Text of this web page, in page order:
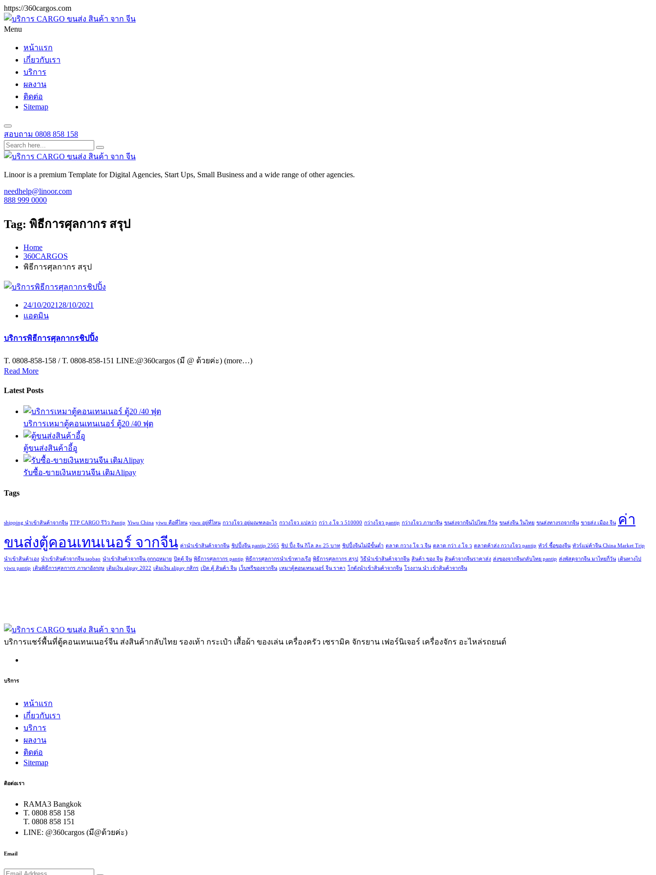
https://360cargos.com
Menu
หน้าแรก
เกี่ยวกับเรา
บริการ
ผลงาน
ติดต่อ
Sitemap
สอบถาม 0808 858 158
Linoor is a premium Template for Digital Agencies, Start Ups, Small Business and a wide range of other agencies.
needhelp@linoor.com
888 999 0000
Tag: พิธีการศุลกากร สรุป
Home
360CARGOS
พิธีการศุลกากร สรุป
24/10/2021 28/10/2021
แอดมิน
บริการพิธีการศุลกากรชิปปิ้ง
T. 0808-858-158 / T. 0808-858-151 LINE:@360cargos (มี @ ด้วยค่ะ) (more…)
Read More
Latest Posts
บริการเหมาตู้คอนเทนเนอร์ ตู้20 /40 ฟุต
ตู้ขนส่งสินค้าอี้อู
รับซื้อ-ขายเงินหยวนจีน เติมAlipay
Tags
shipping นำเข้าสินค้าจากจีน TTP CARGO รีวิว Pantip Yiwu China yiwu คือที่ไหน yiwu อยู่ที่ไหน กวางโจว อยู่มณฑลอะไร กวางโจว แปลว่า กว่า ง โจ ว 510000 กว่างโจว pantip กว่างโจว ภาษาจีน ขนส่งจากจีนไปไทย กี่วัน ขนส่งจีน ในไทย ขนส่งทางรถจากจีน ขายส่ง เมือง จีน ค่า
ขนส่งตู้คอนเทนเนอร์ จากจีน ค่านําเข้าสินค้าจากจีน ชิปปิ้งจีน pantip 2565 ชิป ปิ้ง จีน กิโล ละ 25 บาท ชิปปิ้งจีนไม่มีขั้นต่ำ ตลาด กวาง โจ ว จีน ตลาด กว่า ง โจ ว ตลาดค้าส่ง กวางโจว pantip ทัวร์ ซื้อของจีน ทัวร์แม่ค้าจีน China Market Trip
นำเข้าสินค้าเอง นําเข้าสินค้าจากจีน taobao นําเข้าสินค้าจากจีน ถูกกฎหมาย ปิดตู้ จีน พิธีการศุลกากร pantip พิธีการศุลกากรนำเข้าทางเรือ พิธีการศุลกากร สรุป วิธีนําเข้าสินค้าจากจีน สินค้า ของ จีน สินค้าจากจีนราคาส่ง ส่งของจากจีนกลับไทย pantip ส่งพัสดุจากจีน มาไทยกี่วัน เดินทางไป
yiwu pantip เดินพิธีการศุลกากร ภาษาอังกฤษ เติมเงิน alipay 2022 เติมเงิน alipay กสิกร เปิด ตู้ สินค้า จีน เว็บพรีของจากจีน เหมาตู้คอนเทนเนอร์ จีน ราคา โกดังนําเข้าสินค้าจากจีน โรงงาน นํา เข้าสินค้าจากจีน
บริการแชร์พื้นที่ตู้คอนเทนเนอร์จีน ส่งสินค้ากลับไทย รองเท้า กระเป๋า เสื้อผ้า ของเล่น เครื่องครัว เซรามิค จักรยาน เฟอร์นิเจอร์ เครื่องจักร อะไหล่รถยนต์
บริการ
หน้าแรก
เกี่ยวกับเรา
บริการ
ผลงาน
ติดต่อ
Sitemap
ติอต่อเรา
RAMA3 Bangkok
T. 0808 858 158
T. 0808 858 151
LINE: @360cargos (มี@ด้วยค่ะ)
Email